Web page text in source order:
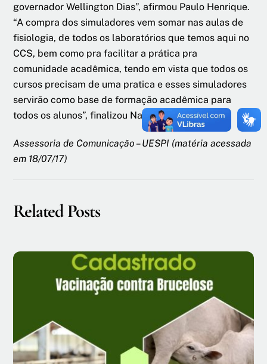
governador Wellington Dias”, afirmou Paulo Henrique.
“A compra dos simuladores vem somar nas aulas de
fisiologia, de todos os laboratórios que temos aqui no
CCS, bem como pra facilitar a prática pra
comunidade acadêmica, tendo em vista que todos os
cursos precisam de uma pratica e esses simuladores
servirão como base de formação acadêmica para
todos os alunos”, finalizou Naiana.
Assessoria de Comunicação – UESPI (matéria acessada
em 18/07/17)
Related Posts